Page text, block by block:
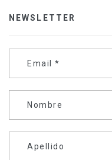
NEWSLETTER
Email *
Nombre
Apellido